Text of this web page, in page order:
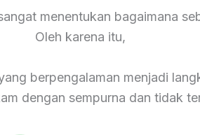
menentukan bagaimana
Oleh karena itu,
berpengalaman menjadi
dengan sempurna dan tidak